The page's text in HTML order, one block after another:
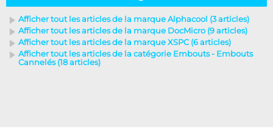
Afficher tout les articles de la marque Alphacool (3 articles)
Afficher tout les articles de la marque DocMicro (9 articles)
Afficher tout les articles de la marque XSPC (6 articles)
Afficher tout les articles de la catégorie Embouts - Embouts
Cannelés (18 articles)